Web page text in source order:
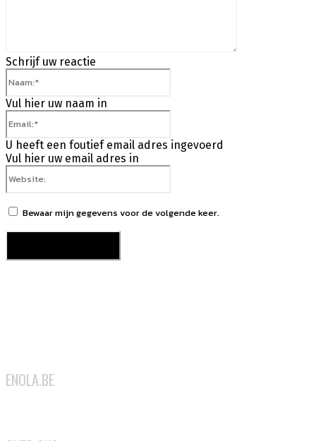
Schrijf uw reactie
Vul hier uw naam in
U heeft een foutief email adres ingevoerd
Vul hier uw email adres in
Bewaar mijn gegevens voor de volgende keer.
ENOLA.BE